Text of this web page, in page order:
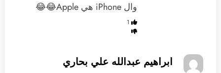
‏وال iPhone هي Apple😂😂
1
ابراهيم عبدالله علي بحاري